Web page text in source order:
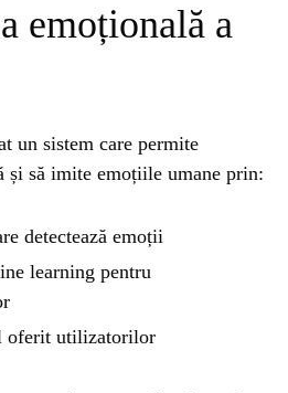
emoțională a
un sistem care permite
și să imite emoțiile umane prin:
detectează emoții
learning pentru
oferit utilizatorilor
sau Realitate?
5 cele mai bune seriale